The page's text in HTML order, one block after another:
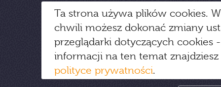
Ta strona używa plików cookies.
chwili możesz dokonać zmiany
przeglądarki dotyczących cookies
informacji na ten temat
polityce prywatności.